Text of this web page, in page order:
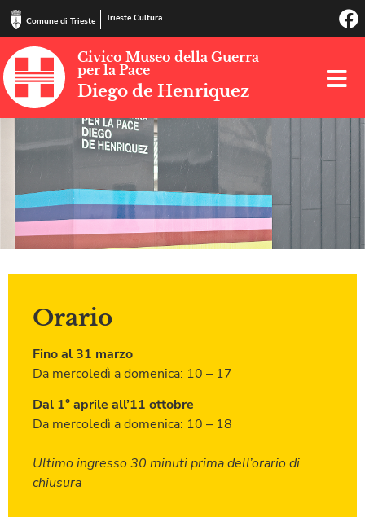
Comune di Trieste Trieste Cultura
Civico Museo della Guerra
per la Pace
Diego de Henriquez
Orario
Fino al 31 marzo
Da mercoledì a domenica: 10 – 17
Dal 1° aprile all’11 ottobre
Da mercoledì a domenica: 10 – 18
Ultimo ingresso 30 minuti prima dell’orario di
chiusura